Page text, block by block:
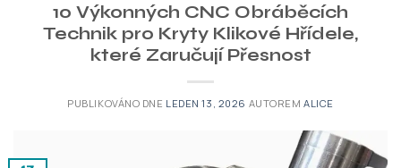
10 Výkonných CNC Obráběcích
Technik pro Kryty Klikové Hřídele,
které Zaručují Přesnost
PUBLIKOVÁNO DNE LEDEN 13, 2026 AUTOREMALICE